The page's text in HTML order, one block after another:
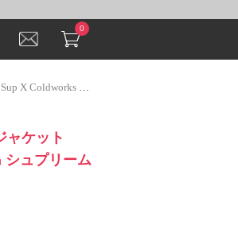
0
シュプリーム コピー
ャケット
シュプリーム